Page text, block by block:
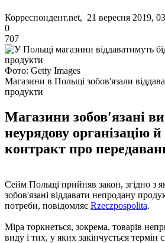
Корреспондент.net, 21 вересня 2019,
0
707
Фото: Getty Images
Магазини в Польщі зобов'язали
продукти
Магазини зобов'язані
неурядову організацію
контракт про
Сейм Польщі прийняв закон, згідно з
зобов'язані віддавати непродану
потреби, повідомляє Rzeczpospolita.
Міра торкнеться, зокрема, товарів
виду і тих, у яких закінчується термін